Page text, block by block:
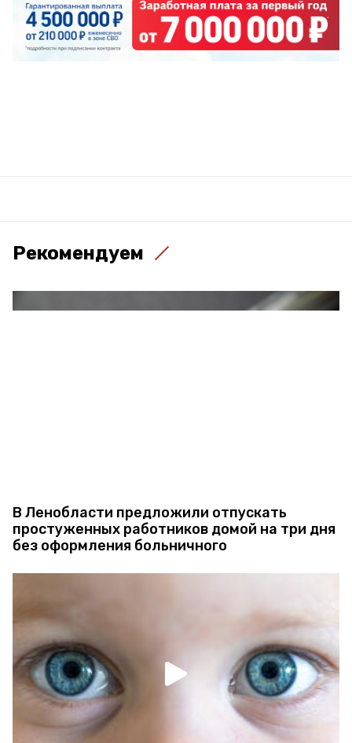
Рекомендуем
В Ленобласти предложили отпускать
простуженных работников домой на три дня
без оформления больничного